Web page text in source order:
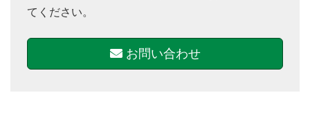
てください。
お問い合わせ